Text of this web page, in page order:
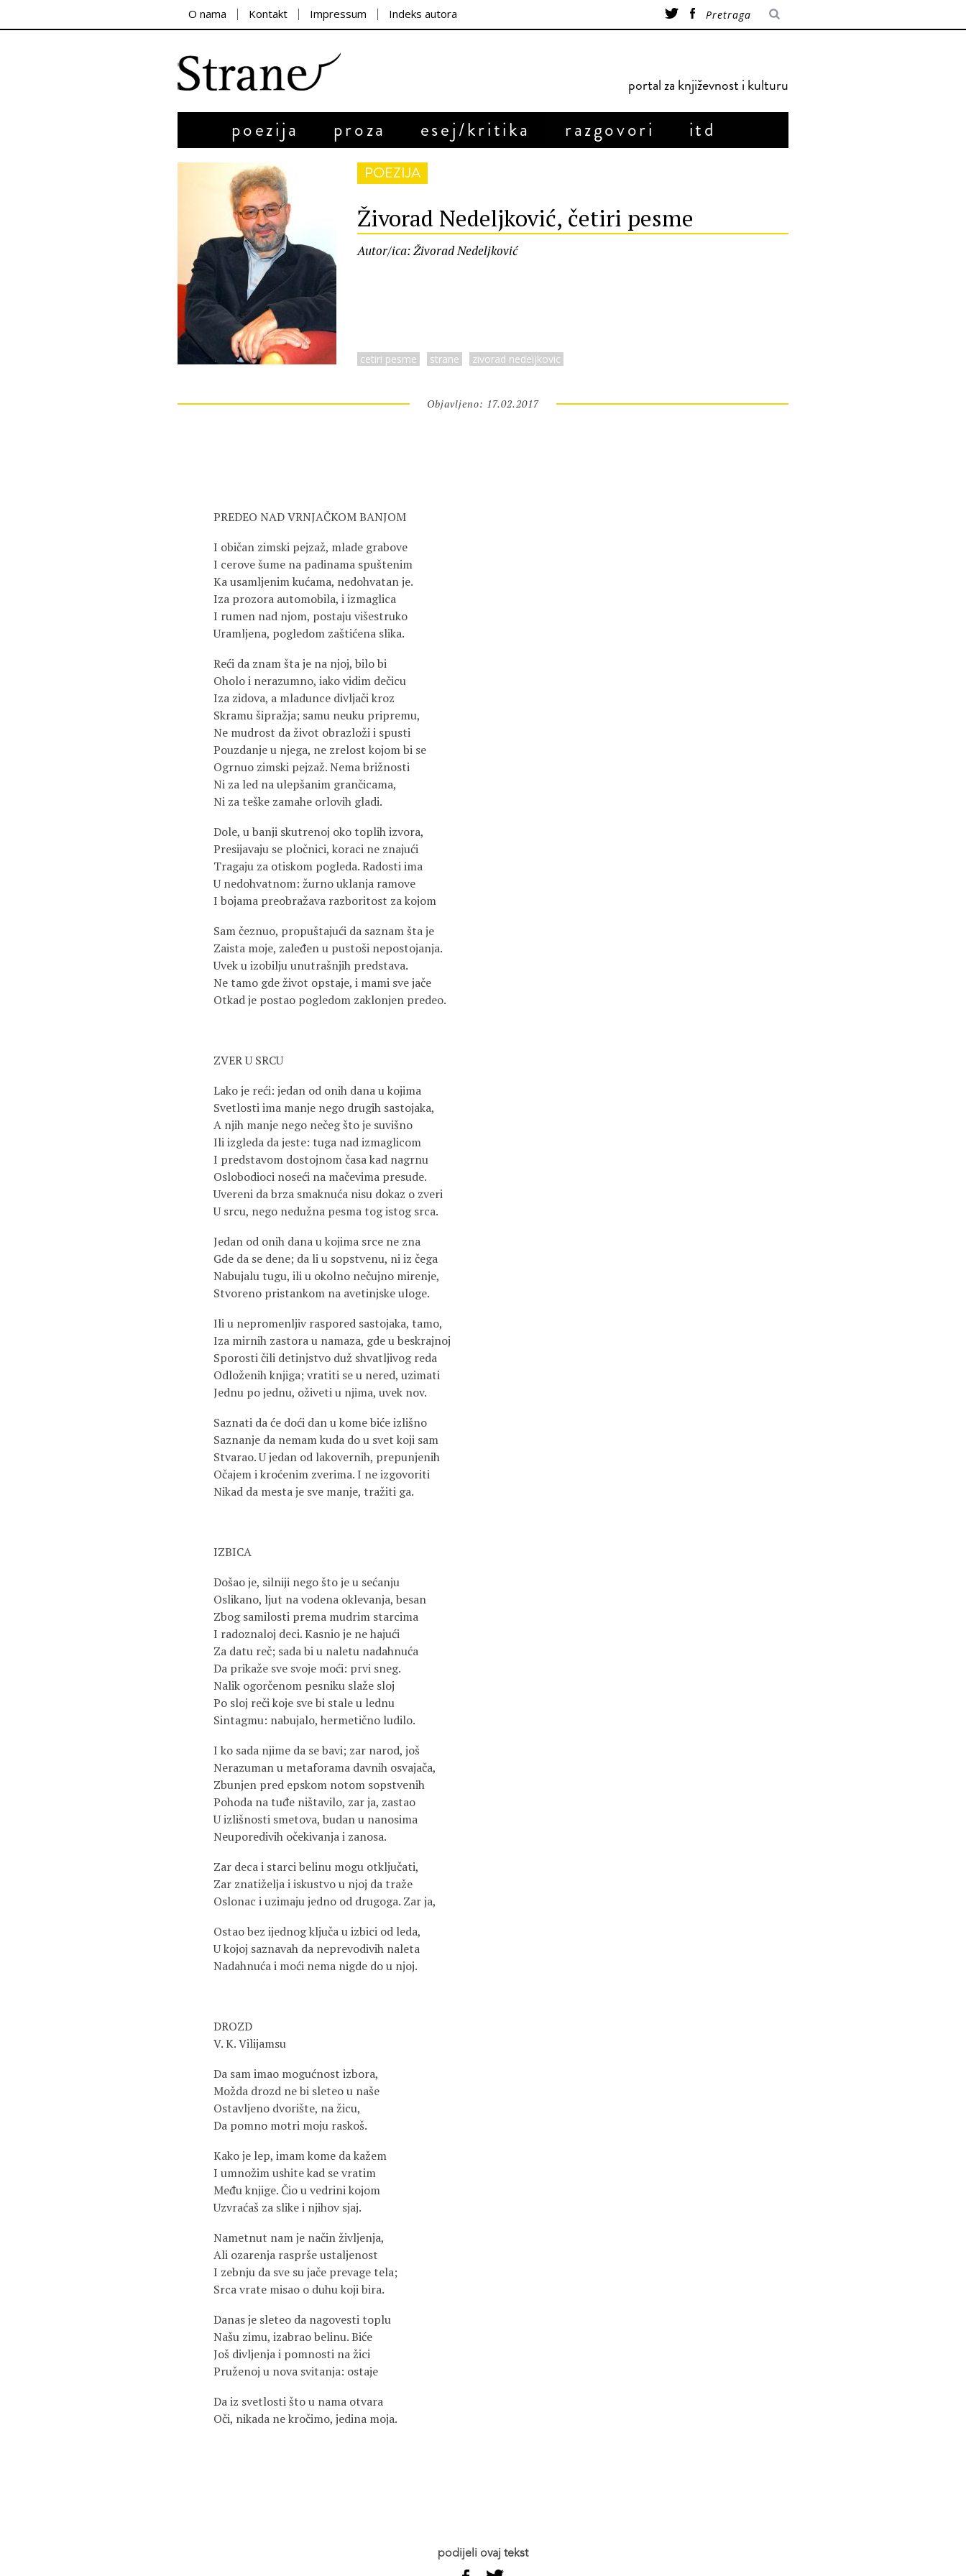
O nama Kontakt Impressum Indeks autora
portal za književnost i kulturu
poezija proza esej/kritika razgovori itd
POEZIJA
Živorad Nedeljković, četiri pesme
Autor/ica: Živorad Nedeljković
cetiri pesme strane zivorad nedeljkovic
Objavljeno: 17.02.2017
PREDEO NAD VRNJAČKOM BANJOM
I običan zimski pejzaž, mlade grabove
I cerove šume na padinama spuštenim
Ka usamljenim kućama, nedohvatan je.
Iza prozora automobila, i izmaglica
I rumen nad njom, postaju višestruko
Uramljena, pogledom zaštićena slika.
Reći da znam šta je na njoj, bilo bi
Oholo i nerazumno, iako vidim dečicu
Iza zidova, a mladunce divljači kroz
Skramu šipražja; samu neuku pripremu,
Ne mudrost da život obrazloži i spusti
Pouzdanje u njega, ne zrelost kojom bi se
Ogrnuo zimski pejzaž. Nema brižnosti
Ni za led na ulepšanim grančicama,
Ni za teške zamahe orlovih gladi.
Dole, u banji skutrenoj oko toplih izvora,
Presijavaju se pločnici, koraci ne znajući
Tragaju za otiskom pogleda. Radosti ima
U nedohvatnom: žurno uklanja ramove
I bojama preobražava razboritost za kojom
Sam čeznuo, propuštajući da saznam šta je
Zaista moje, zaleđen u pustoši nepostojanja.
Uvek u izobilju unutrašnjih predstava.
Ne tamo gde život opstaje, i mami sve jače
Otkad je postao pogledom zaklonjen predeo.
ZVER U SRCU
Lako je reći: jedan od onih dana u kojima
Svetlosti ima manje nego drugih sastojaka,
A njih manje nego nečeg što je suvišno
Ili izgleda da jeste: tuga nad izmaglicom
I predstavom dostojnom časa kad nagrnu
Oslobodioci noseći na mačevima presude.
Uvereni da brza smaknuća nisu dokaz o zveri
U srcu, nego nedužna pesma tog istog srca.
Jedan od onih dana u kojima srce ne zna
Gde da se dene; da li u sopstvenu, ni iz čega
Nabujalu tugu, ili u okolno nečujno mirenje,
Stvoreno pristankom na avetinjske uloge.
Ili u nepromenljiv raspored sastojaka, tamo,
Iza mirnih zastora u namaza, gde u beskrajnoj
Sporosti čili detinjstvo duž shvatljivog reda
Odloženih knjiga; vratiti se u nered, uzimati
Jednu po jednu, oživeti u njima, uvek nov.
Saznati da će doći dan u kome biće izlišno
Saznanje da nemam kuda do u svet koji sam
Stvarao. U jedan od lakovernih, prepunjenih
Očajem i kroćenim zverima. I ne izgovoriti
Nikad da mesta je sve manje, tražiti ga.
IZBICA
Došao je, silniji nego što je u sećanju
Oslikano, ljut na vodena oklevanja, besan
Zbog samilosti prema mudrim starcima
I radoznaloj deci. Kasnio je ne hajući
Za datu reč; sada bi u naletu nadahnuća
Da prikaže sve svoje moći: prvi sneg.
Nalik ogorčenom pesniku slaže sloj
Po sloj reči koje sve bi stale u lednu
Sintagmu: nabujalo, hermetično ludilo.
I ko sada njime da se bavi; zar narod, još
Nerazuman u metaforama davnih osvajača,
Zbunjen pred epskom notom sopstvenih
Pohoda na tuđe ništavilo, zar ja, zastao
U izlišnosti smetova, budan u nanosima
Neuporedivih očekivanja i zanosa.
Zar deca i starci belinu mogu otključati,
Zar znatiželja i iskustvo u njoj da traže
Oslonac i uzimaju jedno od drugoga. Zar ja,
Ostao bez ijednog ključa u izbici od leda,
U kojoj saznavah da neprevodivih naleta
Nadahnuća i moći nema nigde do u njoj.
DROZD
V. K. Vilijamsu
Da sam imao mogućnost izbora,
Možda drozd ne bi sleteo u naše
Ostavljeno dvorište, na žicu,
Da pomno motri moju raskoš.
Kako je lep, imam kome da kažem
I umnožim ushite kad se vratim
Među knjige. Čio u vedrini kojom
Uzvraćaš za slike i njihov sjaj.
Nametnut nam je način življenja,
Ali ozarenja rasprše ustaljenost
I zebnju da sve su jače prevage tela;
Srca vrate misao o duhu koji bira.
Danas je sleteo da nagovesti toplu
Našu zimu, izabrao belinu. Biće
Još divljenja i pomnosti na žici
Pruženoj u nova svitanja: ostaje
Da iz svetlosti što u nama otvara
Oči, nikada ne kročimo, jedina moja.
podijeli ovaj tekst